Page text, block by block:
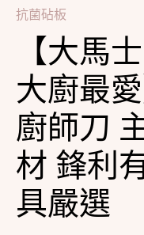
抗菌砧板
【大馬
大廚最
廚師刀
材 鋒利
具嚴選
主
67
層
鋼
材
鋒
利
有